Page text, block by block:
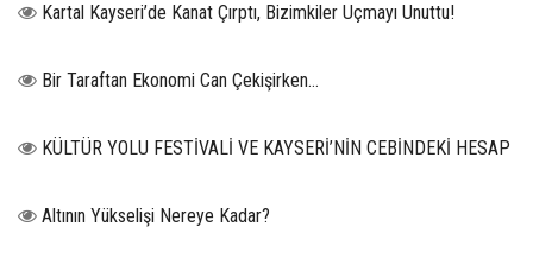
Kartal Kayseri’de Kanat Çırptı, Bizimkiler Uçmayı Unuttu!
Bir Taraftan Ekonomi Can Çekişirken…
KÜLTÜR YOLU FESTİVALİ VE KAYSERİ’NİN CEBİNDEKİ HESAP
Altının Yükselişi Nereye Kadar?